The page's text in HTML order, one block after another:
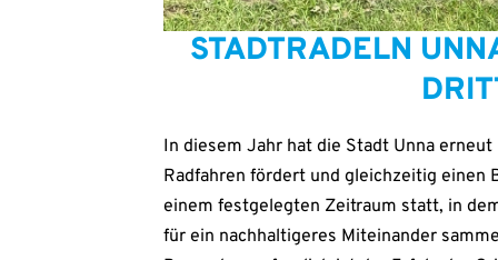
STADT­RA­DELN
In die­sem Jahr hat die Stadt Unna
Rad­fah­ren för­dert und gleich­zei­tig einen
einem fest­ge­leg­ten Zeit­raum statt, in
für ein nach­hal­ti­ge­res Mit­ein­an­der